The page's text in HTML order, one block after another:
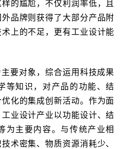
的尴尬，不仅利润率低，且
品牌则获得了大部分产品附
上的不足，更有工业设计能
要对象，综合运用科技成果
等知识，对产品的功能、结
化的集成创新活动。 作为面
业设计产业以功能设计、结
为主要内容。 与传统产业相
术密集、物质资源消耗少、